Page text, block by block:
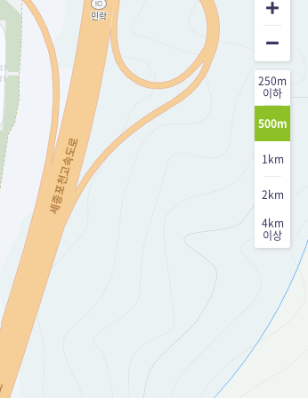
250m
이하
500m
1km
2km
4km
이상